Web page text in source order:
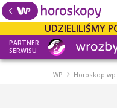
UDZIELILIŚMY
PARTNER
SERWISU
WP